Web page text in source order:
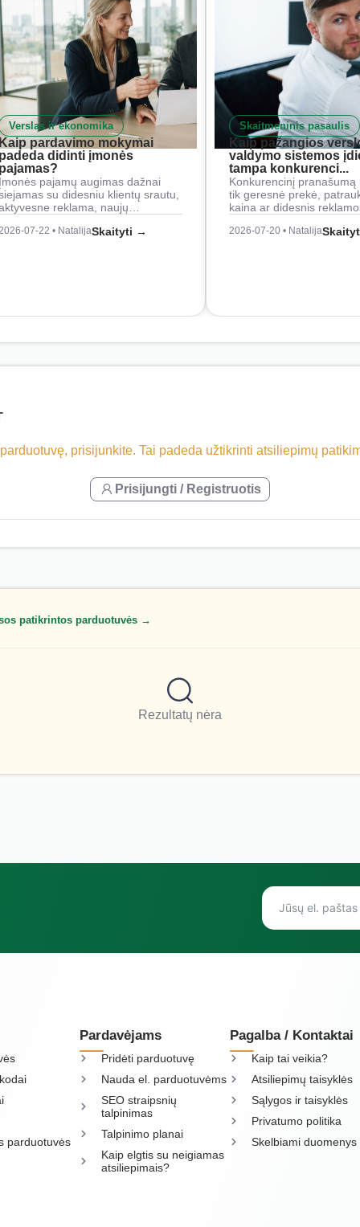
Verslas ir ekonomika
pardavimo mokymai
didinti įmonės
pajamų augimas dažnai
su didesniu klientų srautu,
reklama, naujų…
07-22 • NatalijaSkaityti →
Skaitmeninis pasaulis
Kaip pažangios
valdymo sistemos
tampa konkurenci...
Konkurencinį pranašumą
tik geresnė prekė,
kaina ar didesnis
2026-07-20 • Natalija
prisijunkite. Tai padeda užtikrinti atsiliepimų
Prisijungti / Registruotis
patikrintos parduotuvės →
Rezultatų nėra
parduotuvės
Pardavėjams
Pridėti parduotuvę
Nauda el. parduotuvėms
SEO straipsnių
talpinimas
Talpinimo planai
Kaip elgtis su neigiamas
atsiliepimais?
Pagalba / Kontaktai
Kaip tai veikia?
Atsiliepimų taisyklės
Sąlygos ir taisyklės
Privatumo politika
Skelbiami duomenys